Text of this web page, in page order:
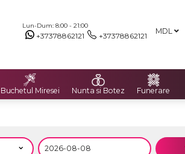
Lun-Dum: 8:00 - 21:00
+37378862121 +37378862121 MDL
Buchetul Miresei Nunta si Botez Funerare